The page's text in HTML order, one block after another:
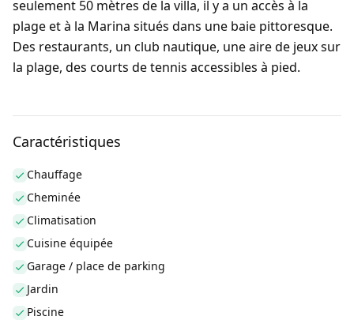
seulement 50 mètres de la villa, il y a un accès à la
plage et à la Marina situés dans une baie pittoresque.
Des restaurants, un club nautique, une aire de jeux sur
la plage, des courts de tennis accessibles à pied.
Caractéristiques
Chauffage
Cheminée
Climatisation
Cuisine équipée
Garage / place de parking
Jardin
Piscine